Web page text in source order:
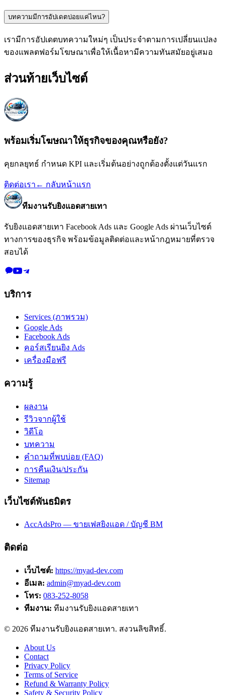
บทความมีการอัปเดตบ่อยแค่ไหน?
เรามีการอัปเดตบทความใหม่ๆ เป็นประจำตามการเปลี่ยนแปลง
ของแพลตฟอร์มโฆษณาเพื่อให้เนื้อหามีความทันสมัยอยู่เสมอ
ส่วนท้ายเว็บไซต์
พร้อมเริ่มโฆษณาให้ธุรกิจของคุณหรือยัง?
คุยกลยุทธ์ กำหนด KPI และเริ่มต้นอย่างถูกต้องตั้งแต่วันแรก
ติดต่อเรา ← กลับหน้าแรก
ทีมงานรับยิงแอดสายเทา
รับยิงแอดสายเทา Facebook Ads และ Google Ads ผ่านเว็บไซต์
ทางการของธุรกิจ พร้อมข้อมูลติดต่อและหน้ากฎหมายที่ตรวจ
สอบได้
บริการ
Services (ภาพรวม)
Google Ads
Facebook Ads
คอร์สเรียนยิง Ads
เครื่องมือฟรี
ความรู้
ผลงาน
รีวิวจากผู้ใช้
วิดีโอ
บทความ
คำถามที่พบบ่อย (FAQ)
การคืนเงิน/ประกัน
Sitemap
เว็บไซต์พันธมิตร
AccAdsPro — ขายเฟสยิงแอด / บัญชี BM
ติดต่อ
เว็บไซต์: https://myad-dev.com
อีเมล: admin@myad-dev.com
โทร: 083-252-8058
ทีมงาน: ทีมงานรับยิงแอดสายเทา
© 2026 ทีมงานรับยิงแอดสายเทา. สงวนลิขสิทธิ์.
About Us
Contact
Privacy Policy
Terms of Service
Refund & Warranty Policy
Safety & Security Policy